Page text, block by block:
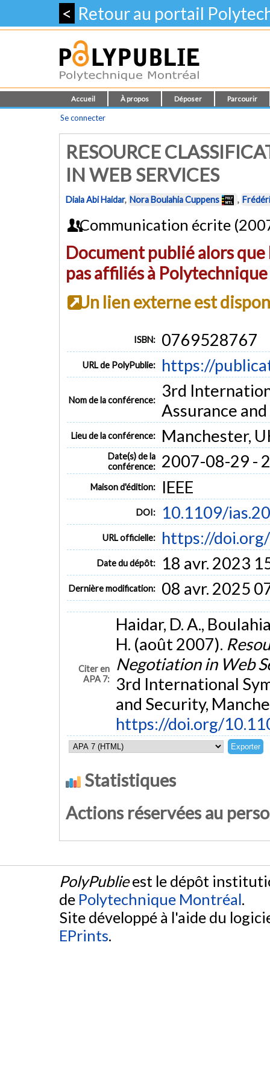
< Retour au portail
Accueil À propos Déposer Parcourir
Se connecter
RESOURCE
IN WEB SERVICES
Diala Abi Haidar, Nora Boulahia Cuppens ,
Communication écrite
Document publié alors
pas affiliés à
Un lien externe est
ISBN: 0769528767
URL de PolyPublie: https://
Nom de la conférence:
3rd
Assurance
Lieu de la conférence: Manchester,
Date(s) de la
conférence:
2007-08-29 -
Maison d'édition: IEEE
DOI: 10.1109/
URL officielle: https://
Date du dépôt: 18 avr. 2023
Dernière modification: 08 avr. 2025
Citer en
APA 7:
Haidar, D. A.,
H. (août 2007).
Negotiation in Web
3rd International
and Security,
https://doi.org/
Statistiques
Actions réservées au
PolyPublieest le dépôt
de Polytechnique Montréal.
Site développé à l'aide du
EPrints.